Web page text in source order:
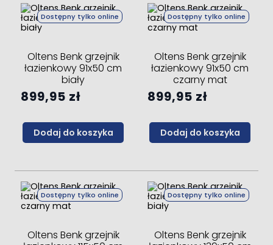
Dostępny tylko online
Oltens Benk grzejnik
łazienkowy 91x50 cm
biały
899,95 zł
Dodaj do koszyka
Dostępny tylko online
Oltens Benk grzejnik
łazienkowy 91x50 cm
czarny mat
899,95 zł
Dodaj do koszyka
Dostępny tylko online
Oltens Benk grzejnik
Dostępny tylko online
Oltens Benk grzejnik